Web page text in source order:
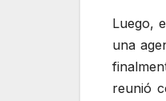
Luego,
una
reunió